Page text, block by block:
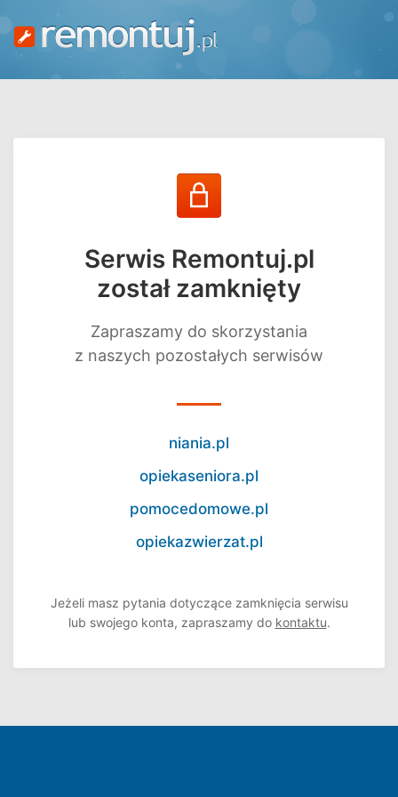
Serwis Remontuj.pl
został zamknięty
Zapraszamy do skorzystania
z naszych pozostałych serwisów
niania.pl
opiekaseniora.pl
pomocedomowe.pl
opiekazwierzat.pl
Jeżeli masz pytania dotyczące zamknięcia serwisu
lub swojego konta, zapraszamy do kontaktu.